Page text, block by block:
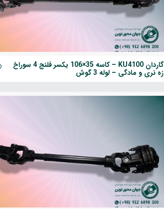
گاردان KU4100 – کاسه 35×106 یکسر فلنج 4 سوراخ
زه نری و مادگی – لوله 3 گوش